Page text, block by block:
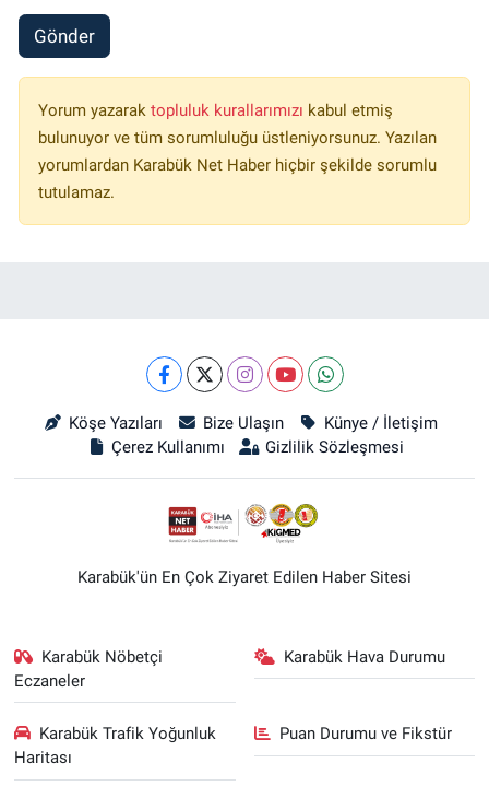
Gönder
Yorum yazarak topluluk kurallarımızı kabul etmiş
bulunuyor ve tüm sorumluluğu üstleniyorsunuz. Yazılan
yorumlardan Karabük Net Haber hiçbir şekilde sorumlu
tutulamaz.
Köşe Yazıları Bize Ulaşın
Künye / İletişim
Çerez Kullanımı
Gizlilik Sözleşmesi
Karabük'ün En Çok Ziyaret Edilen Haber Sitesi
Karabük Nöbetçi
Eczaneler
Karabük Hava Durumu
Karabük Trafik Yoğunluk
Haritası
Puan Durumu ve Fikstür